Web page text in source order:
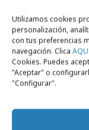
Utilizamos cookies
personalización,
con tus preferencias
navegación. Clica
Cookies. Puedes
"Aceptar" o
"Configurar".
Comparte